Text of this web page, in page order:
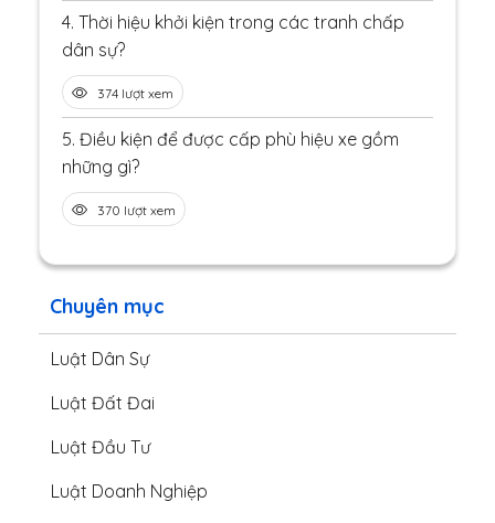
Chuyên mục
Luật Dân Sự
Luật Đất Đai
Luật Đầu Tư
Luật Doanh Nghiệp
4. Thời hiệu khởi kiện trong các tranh chấp
dân sự?
374 lượt xem
5. Điều kiện để được cấp phù hiệu xe gồm
những gì?
370 lượt xem